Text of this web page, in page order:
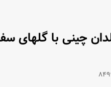
چینی با گلهای